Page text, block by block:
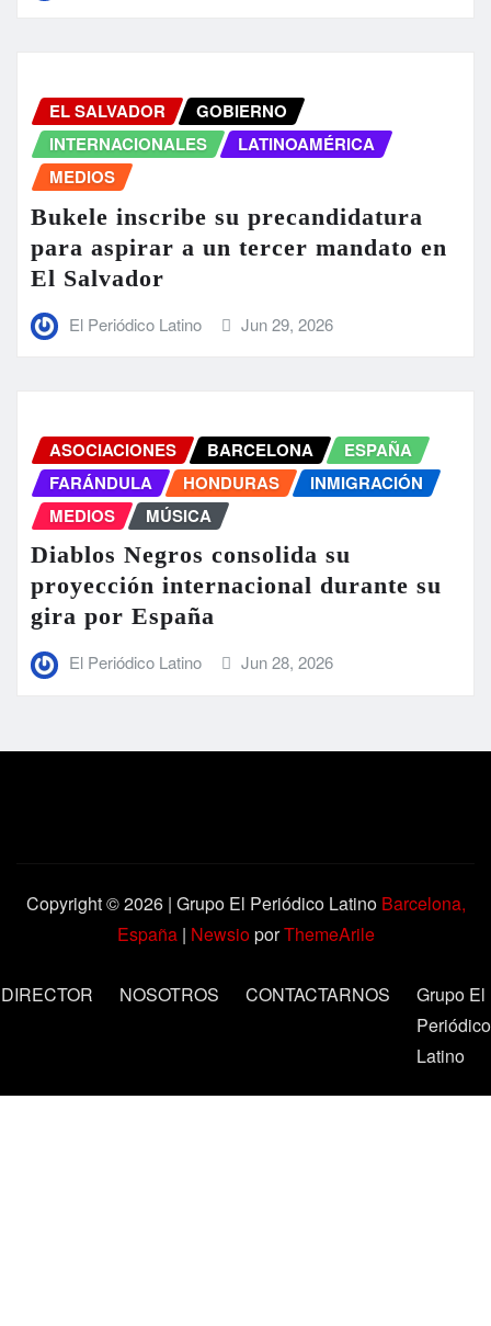
EL SALVADOR
GOBIERNO
INTERNACIONALES
LATINOAMÉRICA
MEDIOS
Bukele inscribe su precandidatura
para aspirar a un tercer mandato en
El Salvador
El Periódico Latino Jun 29, 2026
ASOCIACIONES BARCELONA
ESPAÑA
FARÁNDULA
HONDURAS
INMIGRACIÓN
MEDIOS
MÚSICA
Diablos Negros consolida su
proyección internacional durante su
gira por España
El Periódico Latino Jun 28, 2026
Copyright © 2026 | Grupo El Periódico Latino Barcelona,
España | NewsioporThemeArile
DIRECTOR NOSOTROS CONTACTARNOS
Grupo El
Periódico
Latino